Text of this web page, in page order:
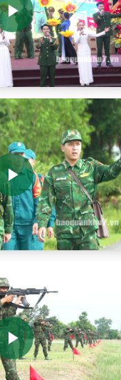
Play
Video
Play
Video
Play